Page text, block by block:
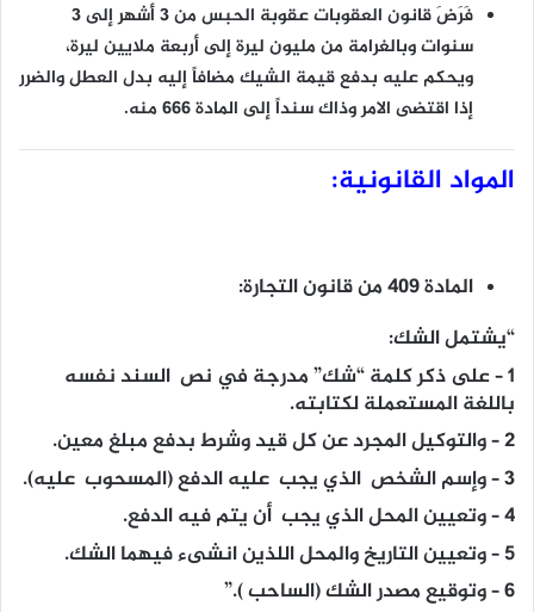
فَرَضَ قانون العقوبات عقوبة الحبس من 3 أشهر إلى 3
سنوات وبالغرامة من مليون ليرة إلى أربعة ملايين ليرة،
ويحكم عليه بدفع قيمة الشيك مضافاً إليه بدل العطل والضرر
إذا اقتضى الامر وذاك سنداً إلى المادة 666 منه.
المواد القانونية:
المادة 409 من قانون التجارة:
“يشتمل الشك:
1 – على ذكر كلمة “شك” مدرجة في نص السند نفسه
باللغة المستعملة لكتابته.
2 – والتوكيل المجرد عن كل قيد وشرط بدفع مبلغ معين.
3 – وإسم الشخص الذي يجب عليه الدفع (المسحوب عليه).
4 – وتعيين المحل الذي يجب أن يتم فيه الدفع.
5 – وتعيين التاريخ والمحل اللذين انشىء فيهما الشك.
6 – وتوقيع مصدر الشك (الساحب ).”